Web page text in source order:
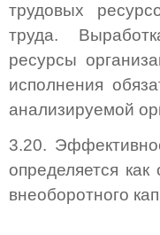
трудовых
труда.
ресурсы
исполнения
анализируемой
3.20.
определяется
внеоборотного